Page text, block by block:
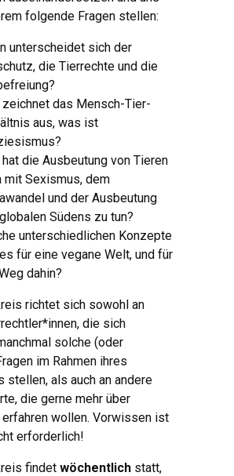
folgende Fragen stellen:
unterscheidet sich der
die Tierrechte und die
zeichnet das Mensch-Tier-
aus, was ist
die Ausbeutung von Tieren
mit Sexismus, dem
und der Ausbeutung
Südens zu tun?
unterschiedlichen Konzepte
für eine vegane Welt, und für
dahin?
richtet sich sowohl an
die sich
solche (oder
im Rahmen ihres
stellen, als auch an andere
die gerne mehr über
wollen. Vorwissen ist
erforderlich!
findet wöchentlich statt,